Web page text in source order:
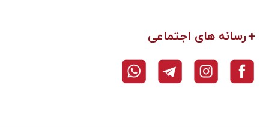
رسانه های اجتماعی